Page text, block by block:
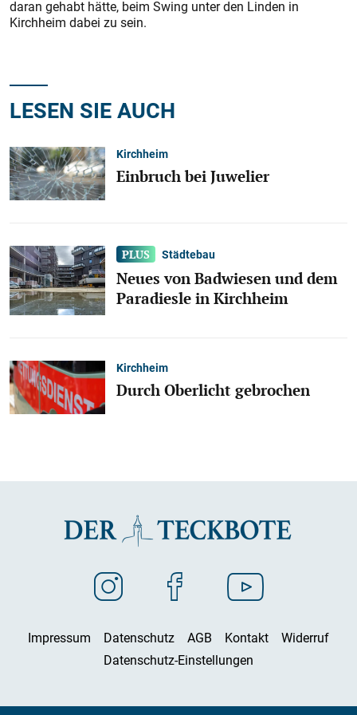
daran gehabt hätte, beim Swing unter den Linden in
Kirchheim dabei zu sein.
LESEN SIE AUCH
Kirchheim
Einbruch bei Juwelier
Städtebau
Neues von Badwiesen und dem
Paradiesle in Kirchheim
Kirchheim
Durch Oberlicht gebrochen
Impressum Datenschutz AGB Kontakt
Widerruf
Datenschutz-Einstellungen